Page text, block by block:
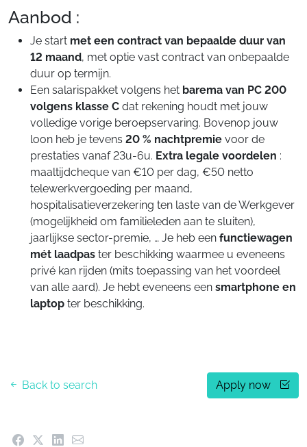
Aanbod :
Je start met een contract van bepaalde duur van
12 maand, met optie vast contract van onbepaalde
duur op termijn.
Een salarispakket volgens het barema van PC 200
volgens klasse C dat rekening houdt met jouw
volledige vorige beroepservaring. Bovenop jouw
loon heb je tevens 20 % nachtpremie voor de
prestaties vanaf 23u-6u. Extra legale voordelen :
maaltijdcheque van €10 per dag, €50 netto
telewerkvergoeding per maand,
hospitalisatieverzekering ten laste van de Werkgever
(mogelijkheid om familieleden aan te sluiten),
jaarlijkse sector-premie, … Je heb een functiewagen
mét laadpas ter beschikking waarmee u eveneens
privé kan rijden (mits toepassing van het voordeel
van alle aard). Je hebt eveneens een smartphone en
laptop ter beschikking.
Back to search Apply now